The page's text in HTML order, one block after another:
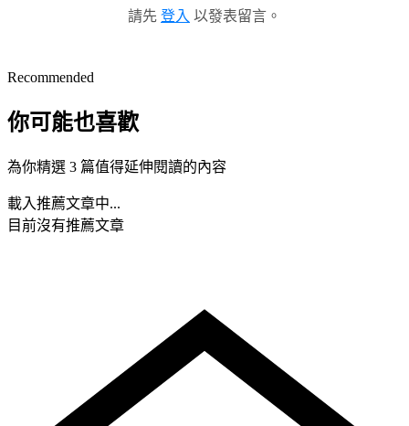
請先 登入 以發表留言。
Recommended
你可能也喜歡
為你精選 3 篇值得延伸閱讀的內容
載入推薦文章中...
目前沒有推薦文章